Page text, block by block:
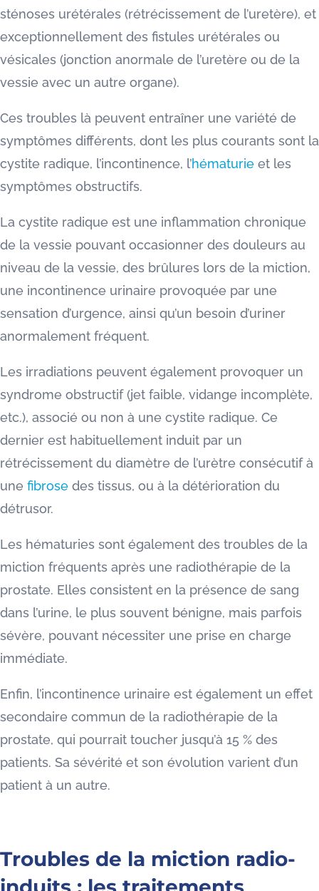
sténoses urétérales (rétrécissement de l’uretère), et
exceptionnellement des fistules urétérales ou
vésicales (jonction anormale de l’uretère ou de la
vessie avec un autre organe).
Ces troubles là peuvent entraîner une variété de
symptômes différents, dont les plus courants sont la
cystite radique, l’incontinence, l’hématurie et les
symptômes obstructifs.
La cystite radique est une inflammation chronique
de la vessie pouvant occasionner des douleurs au
niveau de la vessie, des brûlures lors de la miction,
une incontinence urinaire provoquée par une
sensation d’urgence, ainsi qu’un besoin d’uriner
anormalement fréquent.
Les irradiations peuvent également provoquer un
syndrome obstructif (jet faible, vidange incomplète,
etc.), associé ou non à une cystite radique. Ce
dernier est habituellement induit par un
rétrécissement du diamètre de l’urètre consécutif à
une fibrose des tissus, ou à la détérioration du
détrusor.
Les hématuries sont également des troubles de la
miction fréquents après une radiothérapie de la
prostate. Elles consistent en la présence de sang
dans l’urine, le plus souvent bénigne, mais parfois
sévère, pouvant nécessiter une prise en charge
immédiate.
Enfin, l’incontinence urinaire est également un effet
secondaire commun de la radiothérapie de la
prostate, qui pourrait toucher jusqu’à 15 % des
patients. Sa sévérité et son évolution varient d’un
patient à un autre.
Troubles de la miction radio-